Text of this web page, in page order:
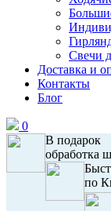
Свечи
Доставка и
Контакты
Блог
0
В подарок
обработка
по